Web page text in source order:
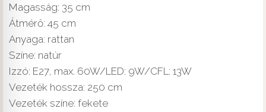
Magasság: 35 cm
Átmérő: 45 cm
Anyaga: rattan
Színe: natúr
Izzó: E27, max. 60W/LED: 9W/CFL: 13W
Vezeték hossza: 250 cm
Vezeték színe: fekete